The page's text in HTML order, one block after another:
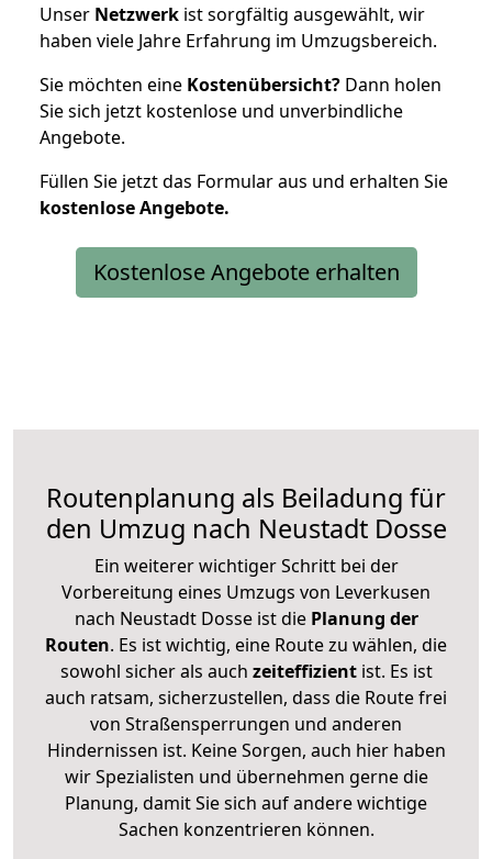
Unser Netzwerk ist sorgfältig ausgewählt, wir
haben viele Jahre Erfahrung im Umzugsbereich.
Sie möchten eine Kostenübersicht? Dann holen
Sie sich jetzt kostenlose und unverbindliche
Angebote.
Füllen Sie jetzt das Formular aus und erhalten Sie
kostenloseAngebote.
Kostenlose Angebote erhalten
Routenplanung als Beiladung für
den Umzug nach Neustadt Dosse
Ein weiterer wichtiger Schritt bei der
Vorbereitung eines Umzugs von Leverkusen
nach Neustadt Dosse ist diePlanung der
Routen. Es ist wichtig, eine Route zu wählen, die
sowohl sicher als auch zeiteffizientist. Es ist
auch ratsam, sicherzustellen, dass die Route frei
von Straßensperrungen und anderen
Hindernissen ist. Keine Sorgen, auch hier haben
wir Spezialisten und übernehmen gerne die
Planung, damit Sie sich auf andere wichtige
Sachen konzentrieren können.